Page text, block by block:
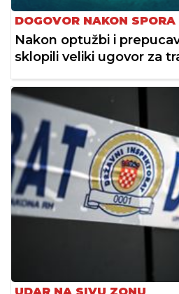
DOGOVOR NAKON SPORA
Nakon optužbi i
sklopili veliki ugovor za
UDAR NA SIVU ZONU